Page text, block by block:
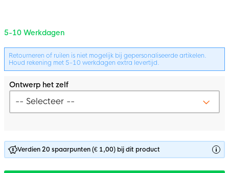
gallerij
5-10 Werkdagen
Retourneren of ruilen is niet mogelijk bij gepersonaliseerde artikelen.
Houd rekening met 5-10 werkdagen extra levertijd.
Ontwerp het zelf
Verdien 20 spaarpunten (€ 1,00) bij dit product